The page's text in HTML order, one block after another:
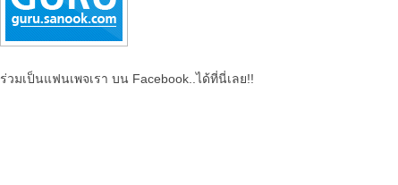
ร่วมเป็นแฟนเพจเรา บน Facebook..ได้ที่นี่เลย!!